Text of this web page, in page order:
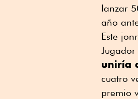
lanzar
año
Este
uniría
cuatro
premio